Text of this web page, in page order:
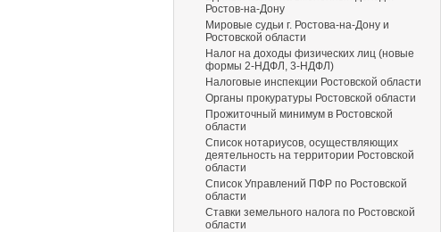
Ростов-на-Дону
Мировые судьи г. Ростова-на-Дону и
Ростовской области
Налог на доходы физических лиц (новые
формы 2-НДФЛ, 3-НДФЛ)
Налоговые инспекции Ростовской области
Органы прокуратуры Ростовской области
Прожиточный минимум в Ростовской
области
Список нотариусов, осуществляющих
деятельность на территории Ростовской
области
Список Управлений ПФР по Ростовской
области
Ставки земельного налога по Ростовской
области